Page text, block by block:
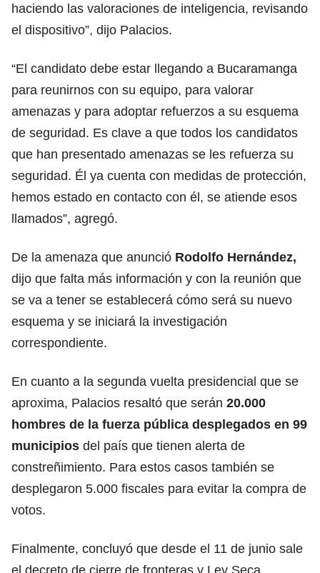
haciendo las valoraciones de inteligencia, revisando
el dispositivo”, dijo Palacios.
“El candidato debe estar llegando a Bucaramanga
para reunirnos con su equipo, para valorar
amenazas y para adoptar refuerzos a su esquema
de seguridad. Es clave a que todos los candidatos
que han presentado amenazas se les refuerza su
seguridad. Él ya cuenta con medidas de protección,
hemos estado en contacto con él, se atiende esos
llamados”, agregó.
De la amenaza que anunció Rodolfo Hernández,
dijo que falta más información y con la reunión que
se va a tener se establecerá cómo será su nuevo
esquema y se iniciará la investigación
correspondiente.
En cuanto a la segunda vuelta presidencial que se
aproxima, Palacios resaltó que serán 20.000
hombres de la fuerza pública desplegados en 99
municipios del país que tienen alerta de
constreñimiento. Para estos casos también se
desplegaron 5.000 fiscales para evitar la compra de
votos.
Finalmente, concluyó que desde el 11 de junio sale
el decreto de cierre de fronteras y Ley Seca.